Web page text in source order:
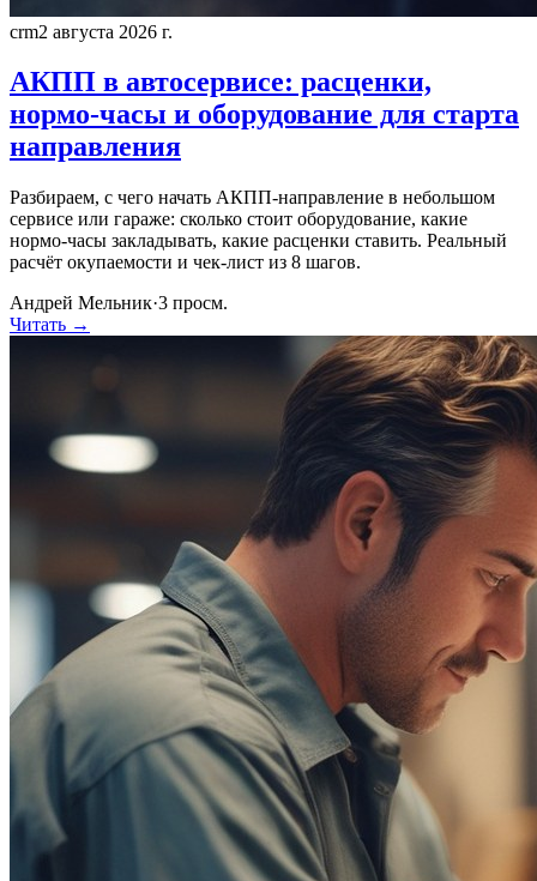
crm2 августа 2026 г.
АКПП в автосервисе: расценки,
нормо-часы и оборудование для старта
направления
Разбираем, с чего начать АКПП-направление в небольшом
сервисе или гараже: сколько стоит оборудование, какие
нормо-часы закладывать, какие расценки ставить. Реальный
расчёт окупаемости и чек-лист из 8 шагов.
Андрей Мельник·3 просм.
Читать →